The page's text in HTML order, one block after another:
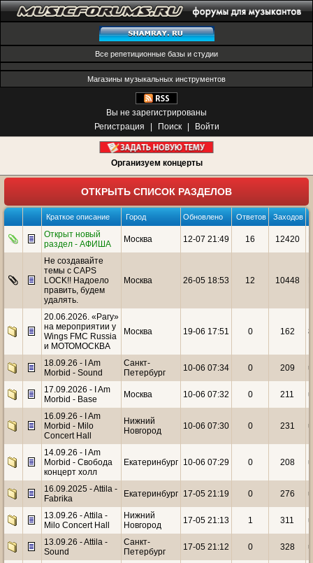
Все репетиционные базы и студии
Магазины музыкальных инструментов
Вы не зарегистрированы
Регистрация
Поиск Войти
Организуем концерты
ОТКРЫТЬ СПИСОК РАЗДЕЛОВ
Краткое описание Город Обновлено Ответов Заходов
Открыт новый
раздел - АФИША
Москва 12-07 21:49 16 12420
Не создавайте
темы с CAPS
LOCK!! Надоело
править, будем
удалять.
Москва 26-05 18:53 12 10448
20.06.2026. «Рагу»
на мероприятии у
Wings FMC Russia
и МОТОМОСКВА
Москва 19-06 17:51 0 162
18.09.26 - I Am
Morbid - Sound
Санкт-
Петербург
10-06 07:34 0 209
17.09.2026 - I Am
Morbid - Base
Москва 10-06 07:32 0 211
16.09.26 - I Am
Morbid - Milo
Concert Hall
Нижний
Новгород
10-06 07:30 0 231
14.09.26 - I Am
Morbid - Свобода
концерт холл
Екатеринбург 10-06 07:29 0 208
16.09.2025 - Attila -
Fabrika
Екатеринбург 17-05 21:19 0 276
13.09.26 - Attila -
Milo Concert Hall
Нижний
Новгород
17-05 21:13 1 311
13.09.26 - Attila -
Sound
Санкт-
Петербург
17-05 21:12 0 328